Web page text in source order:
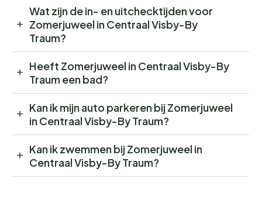
Wat zijn de in- en uitchecktijden voor
Zomerjuweel in Centraal Visby-By
Traum?
Heeft Zomerjuweel in Centraal Visby-By
Traum een bad?
Kan ik mijn auto parkeren bij Zomerjuweel
in Centraal Visby-By Traum?
Kan ik zwemmen bij Zomerjuweel in
Centraal Visby-By Traum?